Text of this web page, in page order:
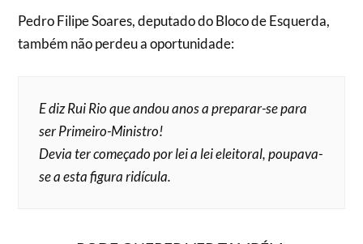
Pedro Filipe Soares, deputado do Bloco de Esquerda,
também não perdeu a oportunidade:
E diz Rui Rio que andou anos a preparar-se para
ser Primeiro-Ministro!
Devia ter começado por lei a lei eleitoral, poupava-
se a esta figura ridícula.